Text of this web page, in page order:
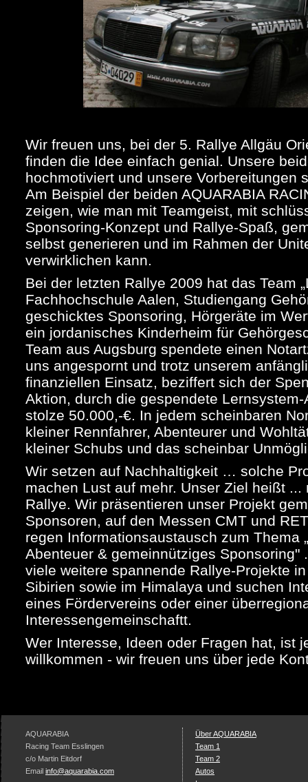
Wir freuen uns, bei der 5. Rallye Allgäu
finden die Idee einfach genial. Unsere
hochmotiviert und unsere Vorbereitungen
Am Beispiel der beiden AQUARABIA
zeigen, wie man mit Teamgeist, mit
Sponsoring-Konzept und Rallye-Spaß,
selbst generieren und im Rahmen der
verwirklichen kann.
Bei der letzten Rallye 2009 hat das Team
Fachhochschule Aalen, Studiengang
geschicktes Sponsoring, Hörgeräte im
ein jordanisches Kinderheim für
Team aus Augsburg spendete einen
uns angespornt und trotz unserem
finanziellen Einsatz, beziffert sich der
Aktion, durch die gespendete
stolze 50.000,-€. In jedem scheinbaren
kleiner Rennfahrer, Abenteurer und
kleiner Schubs und das scheinbar
Wir setzen auf Nachhaltigkeit … solche
machen Lust auf mehr. Unser Ziel heißt
Rallye. Wir präsentieren unser Projekt
Sponsoren, auf den Messen CMT und
regen Informationsaustausch zum Thema
Abenteuer & gemeinnütziges Sponsoring"
viele weitere spannende Rallye-Projekte
Sibirien sowie im Himalaya und suchen
eines Fördervereins oder einer
Interessengemeinschaftt.
Wer Interesse, Ideen oder Fragen hat, ist
willkommen - wir freuen uns über jede
AQUARABIA
Racing Team Esslingen
c/o Martin Eitdorf
Email info@aquarabia.com
Über AQUARABIA
Team 1
Team 2
Autos